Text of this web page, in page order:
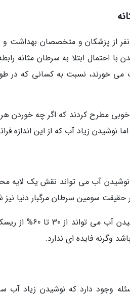
نفر از پزشکان و متخصصان
1440 میلی گرم آب می خورند، نسبت به
نوشیدن زیاد آب که از این اندازه
آب می تواند نقش یک لایه
سومین سرطان مرگبار دنیا نیز
این تحقیقات نشان
وگرنه فایده ای ندارد.
وجود دارد که نوشیدن زیاد آب